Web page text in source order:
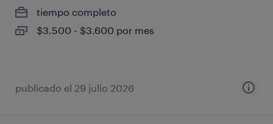
tiempo completo
$3.500 - $3.600 por mes
publicado el 29 julio 2026